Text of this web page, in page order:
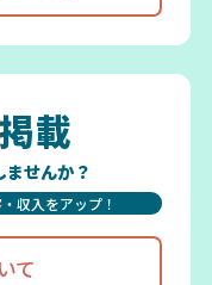
載
ませんか？
収入をアップ！
て